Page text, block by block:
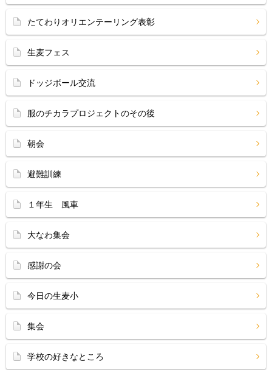
たてわりオリエンテーリング表彰
生麦フェス
ドッジボール交流
服のチカラプロジェクトのその後
朝会
避難訓練
１年生 風車
大なわ集会
感謝の会
今日の生麦小
集会
学校の好きなところ